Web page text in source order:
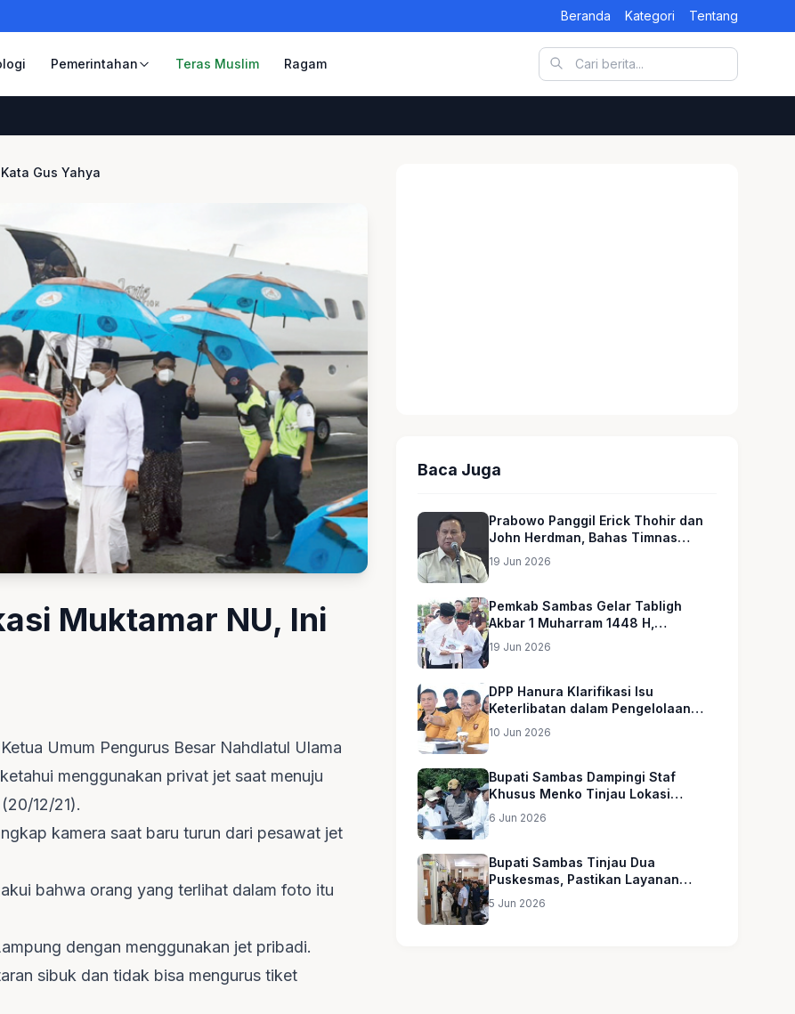
Beranda Kategori Tentang
Pemerintahan Teras Muslim Ragam
Gus Yahya
Muktamar NU, Ini
Umum Pengurus Besar Nahdlatul Ulama
menggunakan privat jet saat menuju
12/21).
kamera saat baru turun dari pesawat jet
bahwa orang yang terlihat dalam foto itu
dengan menggunakan jet pribadi.
sibuk dan tidak bisa mengurus tiket
Baca Juga
Prabowo Panggil Erick Thohir dan
John Herdman, Bahas Timnas
Indonesia
19 Jun 2026
Pemkab Sambas Gelar Tabligh
Akbar 1 Muharram 1448 H,
Serahkan Hadiah Umroh untuk Guru
19 Jun 2026
DPP Hanura Klarifikasi Isu
Keterlibatan dalam Pengelolaan
MBG
10 Jun 2026
Bupati Sambas Dampingi Staf
Khusus Menko Tinjau Lokasi
Sekolah Rakyat
6 Jun 2026
Bupati Sambas Tinjau Dua
Puskesmas, Pastikan Layanan
Kesehatan Merata
5 Jun 2026